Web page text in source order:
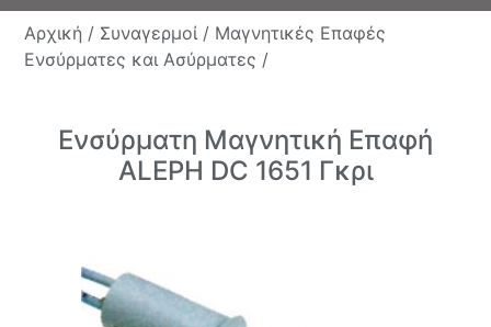
Αρχική / Συναγερμοί / Μαγνητικές Επαφές
Ενσύρματες και Ασύρματες /
Ενσύρματη Μαγνητική Επαφή
ALEPH DC 1651 Γκρι